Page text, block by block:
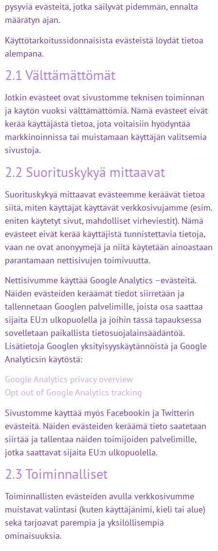
pysyviä evästeitä, jotka säilyvät pidemmän, ennalta
määrätyn ajan.
Käyttötarkoitussidonnaisista evästeistä löydät tietoa
alempana.
2.1 Välttämättömät
Jotkin evästeet ovat sivustomme teknisen toiminnan
ja käytön vuoksi välttämättömiä. Nämä evästeet eivät
kerää käyttäjästä tietoa, jota voitaisiin hyödyntää
markkinoinnissa tai muistamaan käyttäjän valitsemia
sivustoja.
2.2 Suorituskykyä mittaavat
Suorituskykyä mittaavat evästeemme keräävät tietoa
siitä, miten käyttäjät käyttävät verkkosivujamme (esim.
eniten käytetyt sivut, mahdolliset virheviestit). Nämä
evästeet eivät kerää käyttäjistä tunnistettavia tietoja,
vaan ne ovat anonyymejä ja niitä käytetään ainoastaan
parantamaan nettisivujen toimivuutta.
Nettisivumme käyttää Google Analytics –evästeitä.
Näiden evästeiden keräämät tiedot siirretään ja
tallennetaan Googlen palvelimille, joista osa saattaa
sijaita EU:n ulkopuolella ja joihin tässä tapauksessa
sovelletaan paikallista tietosuojalainsäädäntöä.
Lisätietoja Googlen yksityisyyskäytännöistä ja Google
Analyticsin käytöstä:
Google Analytics privacy overview
Opt out of Google Analytics tracking
Sivustomme käyttää myös Facebookin ja Twitterin
evästeitä. Näiden evästeiden keräämä tieto saatetaan
siirtää ja tallentaa näiden toimijoiden palvelimille,
jotka saattavat sijaita EU:n ulkopuolella.
2.3 Toiminnalliset
Toiminnallisten evästeiden avulla verkkosivumme
muistavat valintasi (kuten käyttäjänimi, kieli tai alue)
sekä tarjoavat parempia ja yksilöllisempiä
ominaisuuksia.